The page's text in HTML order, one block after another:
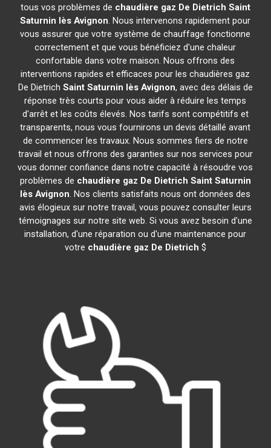
tous vos problèmes de chaudière gaz De Dietrich Saint
Saturnin lès Avignon. Nous intervenons rapidement pour
vous assurer que votre système de chauffage fonctionne
correctement et que vous bénéficiez d'une chaleur
confortable dans votre maison. Nous offrons des
interventions rapides et efficaces pour les chaudières gaz
De Dietrich Saint Saturnin lès Avignon, avec des délais de
réponse très courts pour vous aider à réduire les temps
d'arrêt et les coûts élevés. Nos tarifs sont compétitifs et
transparents, nous vous fournirons un devis détaillé avant
de commencer les travaux. Nous sommes fiers de notre
travail et nous offrons des garanties sur nos services pour
vous donner confiance dans notre capacité à résoudre vos
problèmes de chaudière gaz De Dietrich Saint Saturnin
lès Avignon. Nos clients satisfaits nous ont données des
avis élogieux sur notre travail, vous pouvez consulter leurs
témoignages sur notre site web. Si vous avez besoin d'une
installation, d'une réparation ou d'une maintenance pour
votre chaudière gaz De Dietrich $